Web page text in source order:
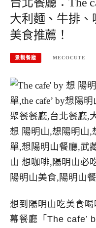
台北餐廳：The
大利麵、牛排、
美食推薦！
景觀餐廳 MECOCUTE
想到陽明山吃美食
幕餐廳「The cafe’